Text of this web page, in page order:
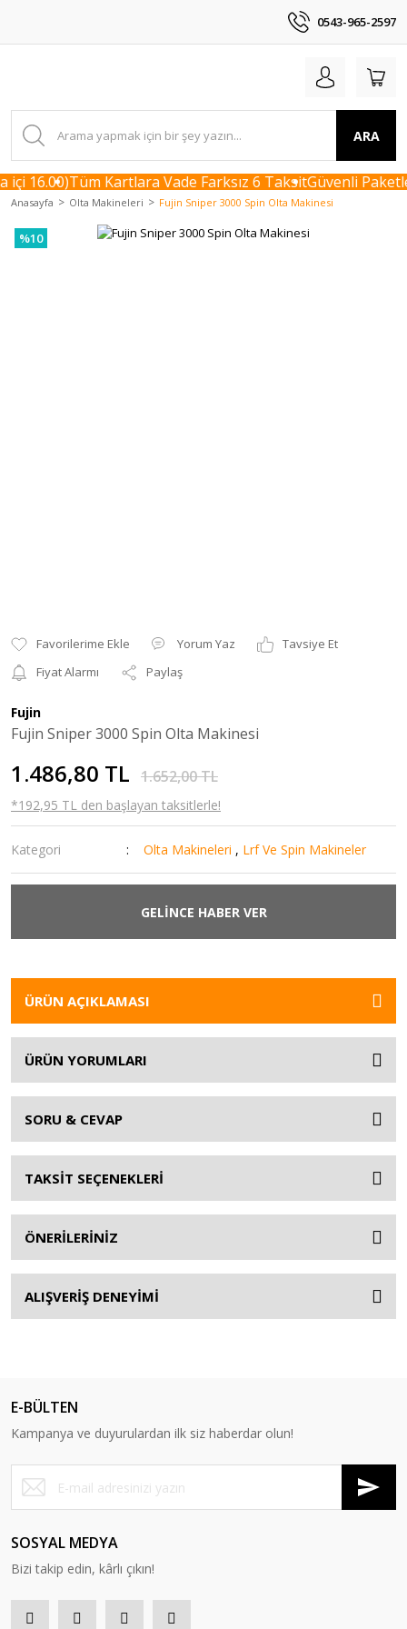
0543-965-2597
ARA
16.00)Tüm Kartlara Vade Farksız 6 TaksitGüvenli
Anasayfa Olta Makineleri Fujin Sniper 3000 Spin Olta Makinesi
%10
Yorum Yaz
Tavsiye Et
Fiyat Alarmı
Paylaş
Fujin
Fujin Sniper 3000 Spin Olta Makinesi
1.486,80 TL 1.652,00 TL
*192,95 TL den başlayan taksitlerle!
Kategori Olta Makineleri , Lrf Ve Spin Makineler
GELİNCE HABER VER
ÜRÜN AÇIKLAMASI
ÜRÜN YORUMLARI
SORU & CEVAP
TAKSİT SEÇENEKLERİ
ÖNERİLERİNİZ
ALIŞVERİŞ DENEYİMİ
E-BÜLTEN
Kampanya ve duyurulardan ilk siz haberdar olun!
SOSYAL MEDYA
Bizi takip edin, kârlı çıkın!